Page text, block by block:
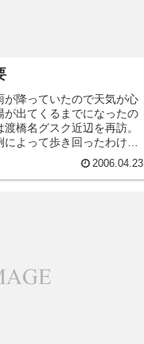
が降っていたので天気が心
出てくるまでになったの
橋名グスク近辺を再訪。
よって歩き回ったわけで
2006.04.23